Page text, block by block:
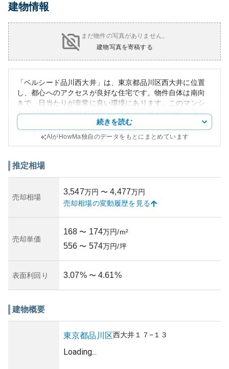
建物情報
まだ物件の写真がありません。
建物写真を寄稿する
「ベルシード品川西大井」は、東京都品川区西大井に位置
し、都心へのアクセスが良好な住宅です。物件自体は南向
きで、日当たりが非常に良い環境にあります。このマンシ
ョンは30戸以上の規模を持ち、各住居は所有権物件である
ため、不動産の資産価値は安定しやすいと言えます。ま
た、長期間にわたる資産保有も可能であり、特に品川エリ
り、大井町や品川駅へのアクセスも便利です。このため、
動リスクや税金負担などの所有リスクが伴います。
外観はモダンで洗練されたデザインを採用しており、街の
景観にも調和しています。なお、物件やその管理状況に関
補として安心感を持つことができるでしょう。
続きを読む
AIがHowMa独自のデータをもとにまとめています
推定相場
売却相場
3,547万円 〜 4,477万円
売却相場の変動履歴を見る
売却単価
168 〜 174万円/m²
556 〜 574万円/坪
表面利回り 3.07% 〜 4.61%
建物概要
東京都品川区西大井１７−１３
Loading...